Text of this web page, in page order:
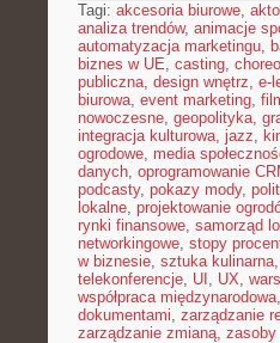
Tagi: akcesoria biurowe,
analiza trendów, animacje
automatyzacja marketingu,
biznes w UE, casting,
publiczna, design wnętrz, e-
biurowa, event marketing,
nowoczesne, geopolityka,
integracja kulturowa, jazz,
ogrodowe, media
danych, oprogramowanie
podcasty, pokazy mody,
lokalne, projektowanie
rynki finansowe, samorząd
networkingowe, stopy
w biznesie, sztuka kulinarna,
telekonferencje, UI , UX,
współpraca międzynarodowa,
dokumentami, zarządzanie
zarządzanie zmianą,